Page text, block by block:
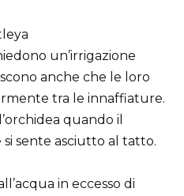
un’irrigazione
anche che le loro
tra le innaffiature.
quando il
sente asciutto al tatto.
in eccesso di